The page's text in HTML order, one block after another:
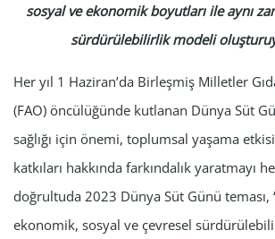
sosyal ve ekonomik boyutları ile aynı
sürdürülebilirlik modeli
Her yıl 1 Haziran’da Birleşmiş Milletler
(FAO) öncülüğünde kutlanan Dünya Süt
sağlığı için önemi, toplumsal yaşama
katkıları hakkında farkındalık yaratmayı
doğrultuda 2023 Dünya Süt Günü teması,
ekonomik, sosyal ve çevresel